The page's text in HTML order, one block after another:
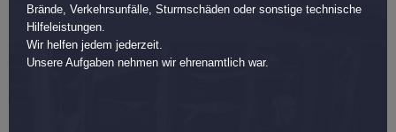
Brände, Verkehrsunfälle, Sturmschäden oder sonstige technische
Hilfeleistungen.
Wir helfen jedem jederzeit.
Unsere Aufgaben nehmen wir ehrenamtlich war.